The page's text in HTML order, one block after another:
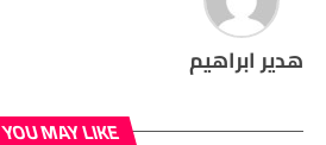
هدير ابراهيم
YOU MAY LIKE